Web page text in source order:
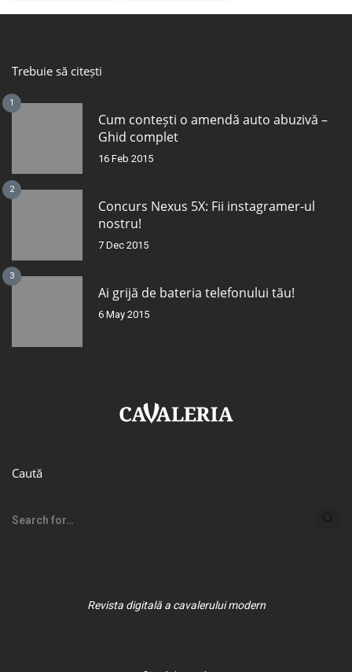
Trebuie să citești
1
Cum contești o amendă auto abuzivă –
Ghid complet
16 Feb 2015
2
Concurs Nexus 5X: Fii instagramer-ul
nostru!
7 Dec 2015
3
Ai grijă de bateria telefonului tău!
6 May 2015
Caută
Revista digitală a cavalerului modern